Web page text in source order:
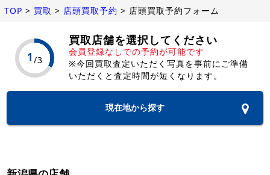
TOP > 買取 > 店頭買取予約 > 店頭買取予約フォーム
買取店舗を選択してください
会員登録なしでの予約が可能です
※今回買取査定いただく写真を事前にご準備
いただくと査定時間が短くなります。
現在地から探す